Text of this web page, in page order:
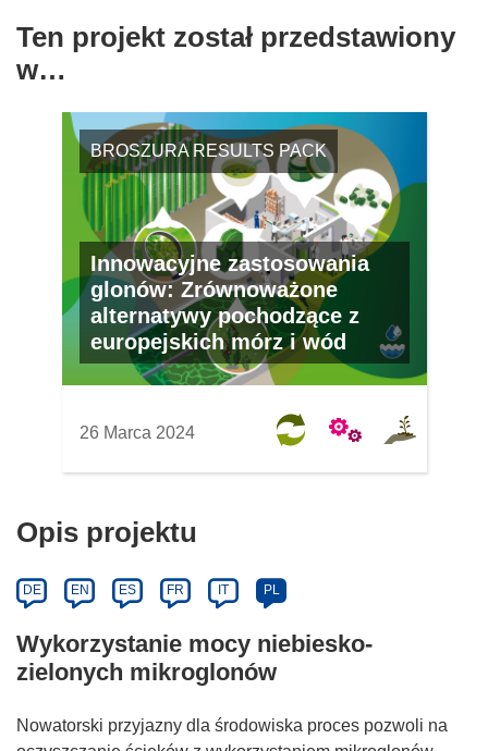
Ten projekt został przedstawiony
w…
BROSZURA RESULTS PACK
Innowacyjne zastosowania
glonów: Zrównoważone
alternatywy pochodzące z
europejskich mórz i wód
26 Marca 2024
Opis projektu
DE EN ES FR IT PL
Wykorzystanie mocy niebiesko-
zielonych mikroglonów
Nowatorski przyjazny dla środowiska proces pozwoli na